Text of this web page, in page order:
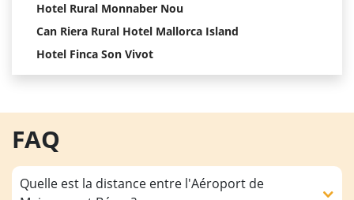
Hotel Rural Monnaber Nou
Can Riera Rural Hotel Mallorca Island
Hotel Finca Son Vivot
FAQ
Quelle est la distance entre l'Aéroport de